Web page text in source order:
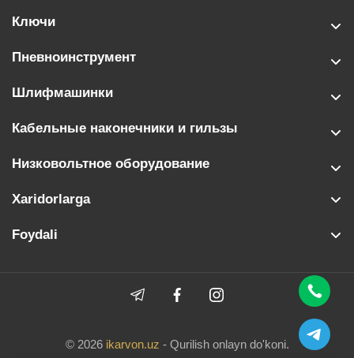
Ключи
Пневноинструмент
Шлифмашинки
Кабельные наконечники и гильзы
Низковольтное оборудование
Xaridorlarga
Foydali
© 2026 ikarvon.uz - Qurilish onlayn do'koni.